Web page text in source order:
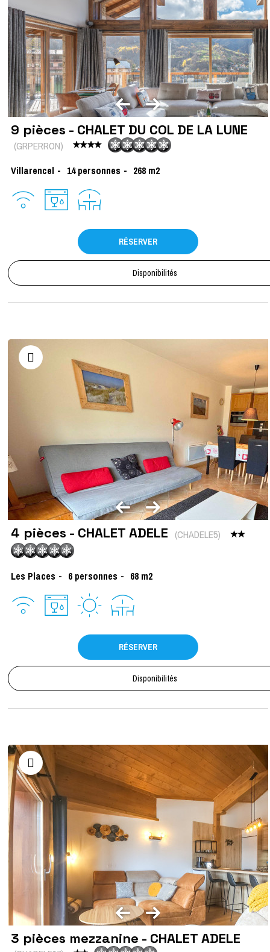
9 pièces - CHALET DU COL DE LA LUNE
(GRPERRON)
Villarencel
14 personnes 268 m2
RÉSERVER
Disponibilités
4 pièces - CHALET ADELE (CHADELE5)
Les Places 6 personnes 68 m2
RÉSERVER
Disponibilités
3 pièces mezzanine - CHALET ADELE